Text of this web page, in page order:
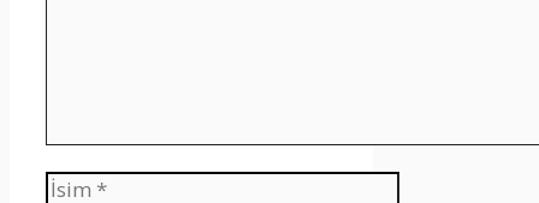
İsim